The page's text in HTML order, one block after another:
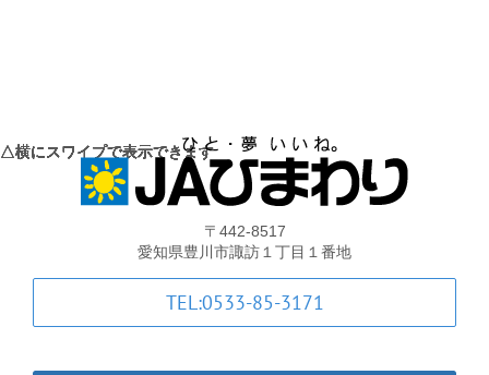
〒442-8517
愛知県豊川市諏訪１丁目１番地
TEL:0533-85-3171